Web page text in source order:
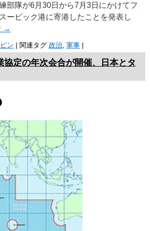
部隊が6月30日から7月3日にかけてフ
ービック港に寄港したことを発表し
→
ン | 関連タグ 政治 軍事 |
協定の年次会合が開催、日本とタ